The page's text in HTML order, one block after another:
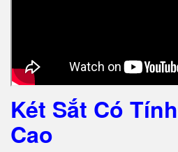
Két Sắt Có
Cao